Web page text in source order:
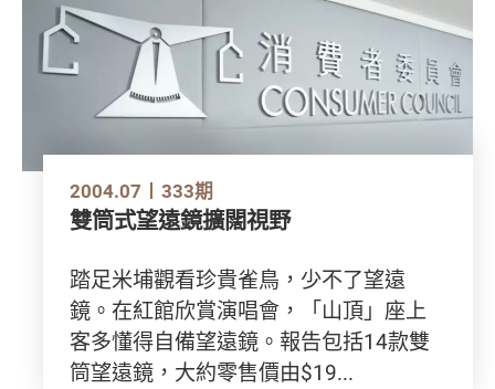
2004.07 333期
雙筒式望遠鏡擴闊視野
踏足米埔觀看珍貴雀鳥，少不了望遠
鏡。在紅館欣賞演唱會，「山頂」座上
客多懂得自備望遠鏡。報告包括14款雙
筒望遠鏡，大約零售價由$19...